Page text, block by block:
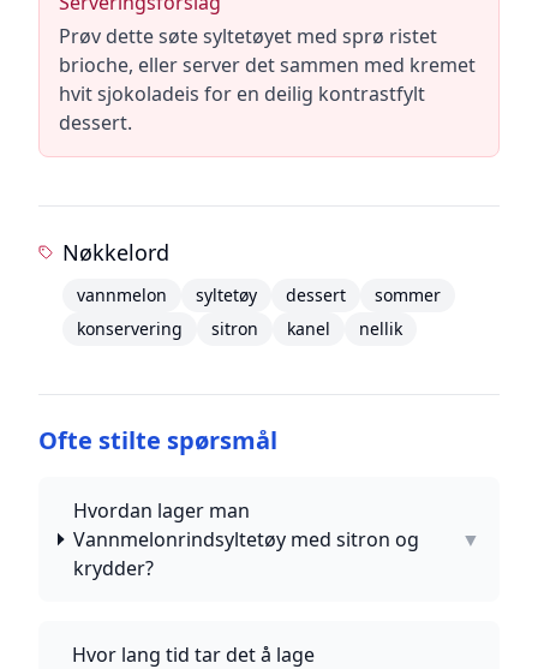
Prøv dette søte syltetøyet med sprø ristet
brioche, eller server det sammen med kremet
hvit sjokoladeis for en deilig kontrastfylt
dessert.
Nøkkelord
vannmelon syltetøy dessert
sommer
konservering
sitron kanel nellik
Ofte stilte spørsmål
Hvordan lager man
Vannmelonrindsyltetøy med sitron og
krydder?
▼
Hvor lang tid tar det å lage